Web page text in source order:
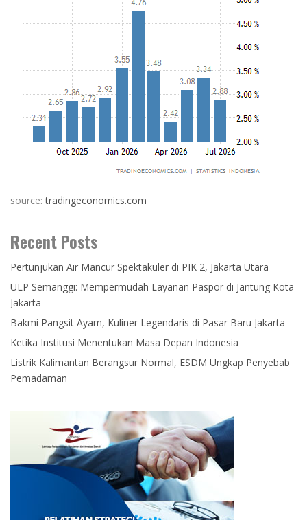
source:tradingeconomics.com
Recent Posts
Pertunjukan Air Mancur Spektakuler di PIK 2, Jakarta Utara
ULP Semanggi: Mempermudah Layanan Paspor di Jantung Kota
Jakarta
Bakmi Pangsit Ayam, Kuliner Legendaris di Pasar Baru Jakarta
Ketika Institusi Menentukan Masa Depan Indonesia
Listrik Kalimantan Berangsur Normal, ESDM Ungkap Penyebab
Pemadaman